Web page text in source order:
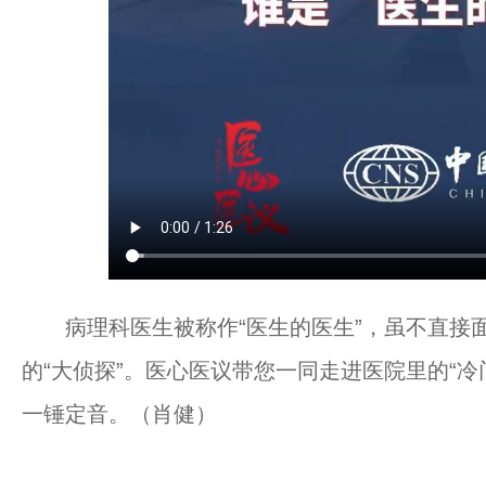
病理科医生被称作“医生的医生”，虽不直接
的“大侦探”。医心医议带您一同走进医院里的“
一锤定音。（肖健）